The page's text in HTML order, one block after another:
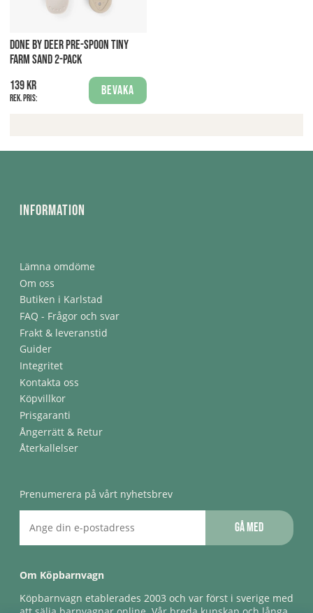
DONE BY DEER PRE-SPOON TINY
FARM SAND 2-PACK
139 kr
Rek. pris:
Bevaka
Information
Lämna omdöme
Om oss
Butiken i Karlstad
FAQ - Frågor och svar
Frakt & leveranstid
Guider
Integritet
Kontakta oss
Köpvillkor
Prisgaranti
Ångerrätt & Retur
Återkallelser
Prenumerera på vårt nyhetsbrev
Gå med
Om Köpbarnvagn
Köpbarnvagn etablerades 2003 och var först i sverige med